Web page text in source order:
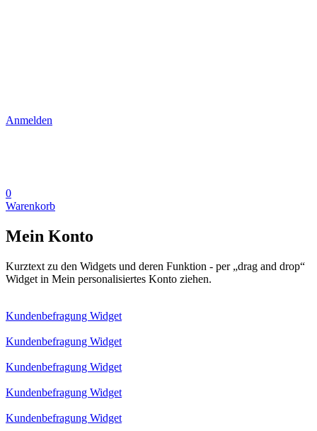
Anmelden
0
Warenkorb
Mein Konto
Kurztext zu den Widgets und deren Funktion - per „drag and drop“
Widget in Mein personalisiertes Konto ziehen.
Kundenbefragung Widget
Kundenbefragung Widget
Kundenbefragung Widget
Kundenbefragung Widget
Kundenbefragung Widget